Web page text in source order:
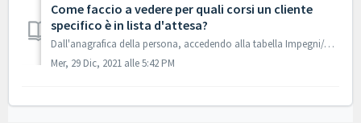
Come faccio a vedere per quali corsi un cliente
specifico è in lista d'attesa?
Dall'anagrafica della persona, accedendo alla tabella Impegni/Accessi-Lista d'attesa è possibile visualizzare i corsi e/o l'attività per i quali...
Mer, 29 Dic, 2021 alle 5:42 PM